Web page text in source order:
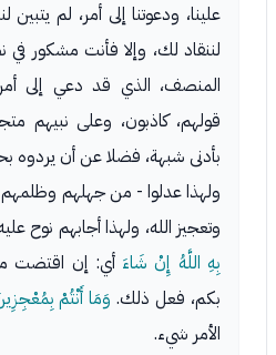
علينا، ودعوتنا إلى أمر، لم يتبين
لننقاد لك، وإلا فأنت مشكور
المنصف، الذي قد دعي إلى
قولهم، كاذبون، وعلى نبيهم
بأدنى شبهة، فضلا عن أن يردوه
ولهذا عدلوا - من جهلهم وظلمهم
وتعجيز الله، ولهذا أجابهم نوح
بِهِ اللَّهُ إِنْ شَاءَ أي: إن اقتضت
بكم، فعل ذلك. وَمَا أَنْتُمْ
الأمر شيء.